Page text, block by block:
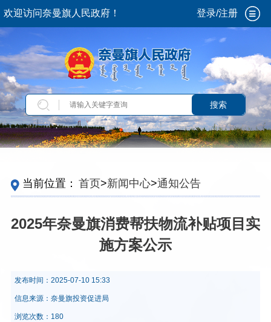
欢迎访问奈曼旗人民政府！ 登录/注册
搜索
当前位置： 首页>新闻中心>通知公告
2025年奈曼旗消费帮扶物流补贴项目实
施方案公示
发布时间： 2025-07-10 15:33
信息来源： 奈曼旗投资促进局
浏览次数：180